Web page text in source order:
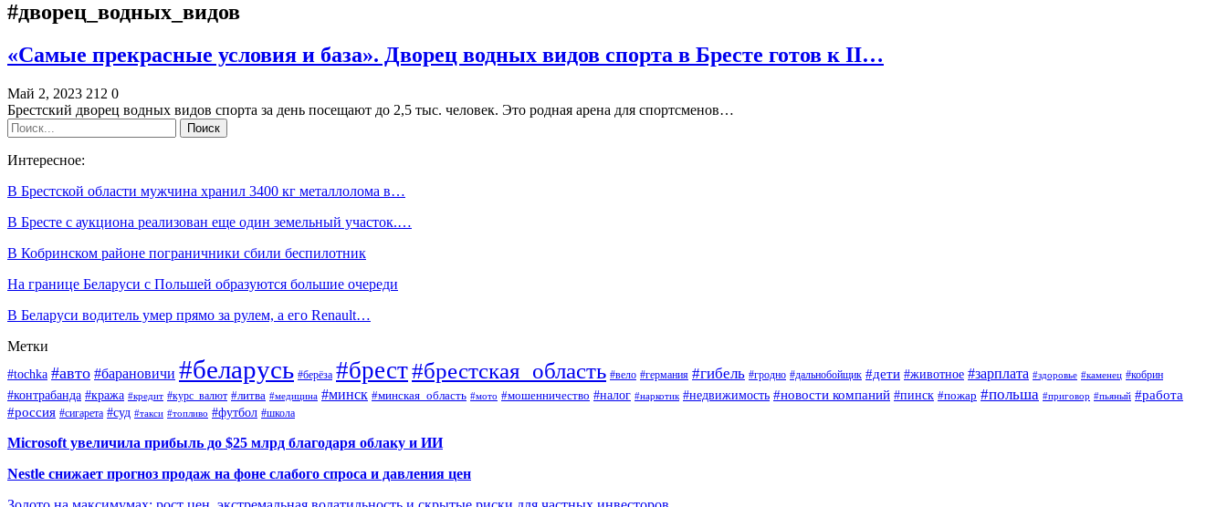
#дворец_водных_видов
«Самые прекрасные условия и база». Дворец водных видов спорта в Бресте готов к II…
Май 2, 2023 212 0
Брестский дворец водных видов спорта за день посещают до 2,5 тыс. человек. Это родная арена для спортсменов…
Интересное:
В Брестской области мужчина хранил 3400 кг металлолома в…
В Бресте с аукциона реализован еще один земельный участок.…
В Кобринском районе пограничники сбили беспилотник
На границе Беларуси с Польшей образуются большие очереди
В Беларуси водитель умер прямо за рулем, а его Renault…
Метки
#tochka #авто #барановичи #беларусь #берёза #брест#брестская_область #вело #германия #гибель #гродно #дальнобойщик #дети #животное #зарплата #здоровье #каменец #кобрин
#контрабанда #кража #кредит #курс_валют #литва #медицина #минск #минская_область #мото #мошенничество #налог #наркотик #недвижимость #новости компаний #пинск #пожар #польша #приговор #пьяный #работа
#россия #сигарета #суд #такси #топливо #футбол #школа
Microsoft увеличила прибыль до $25 млрд благодаря облаку и ИИ
Nestle снижает прогноз продаж на фоне слабого спроса и давления цен